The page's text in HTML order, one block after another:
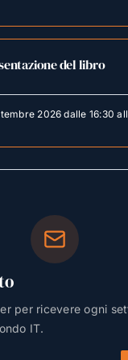
del libro
2026 dalle 16:30
per ricevere ogni
IT.